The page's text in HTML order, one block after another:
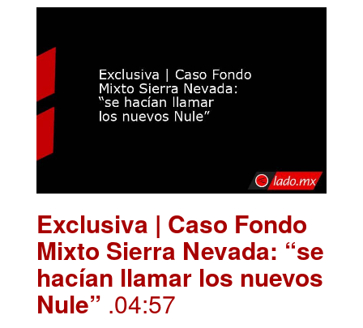
Exclusiva | Caso Fondo
Mixto Sierra Nevada: “se
hacían llamar los nuevos
Nule” .04:57